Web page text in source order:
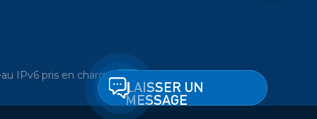
IPv6 pris en charge
LAISSER UN
MESSAGE